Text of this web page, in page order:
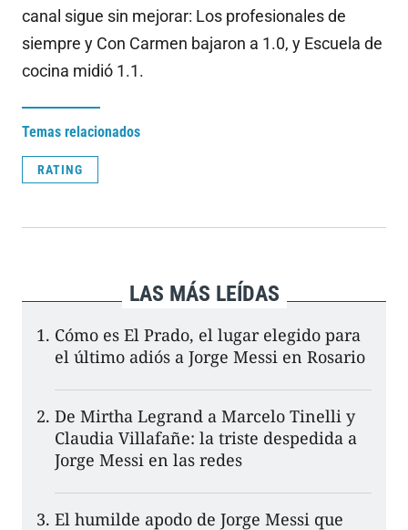
canal sigue sin mejorar: Los profesionales de
siempre y Con Carmen bajaron a 1.0, y Escuela de
cocina midió 1.1.
Temas relacionados
RATING
LAS MÁS LEÍDAS
Cómo es El Prado, el lugar elegido para
el último adiós a Jorge Messi en Rosario
De Mirtha Legrand a Marcelo Tinelli y
Claudia Villafañe: la triste despedida a
Jorge Messi en las redes
El humilde apodo de Jorge Messi que